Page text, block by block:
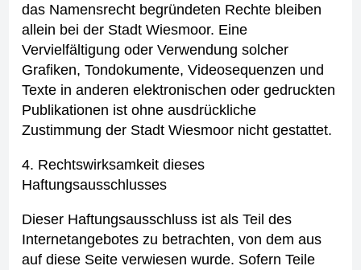
das Namensrecht begründeten Rechte bleiben
allein bei der Stadt Wiesmoor. Eine
Vervielfältigung oder Verwendung solcher
Grafiken, Tondokumente, Videosequenzen und
Texte in anderen elektronischen oder gedruckten
Publikationen ist ohne ausdrückliche
Zustimmung der Stadt Wiesmoor nicht gestattet.
4. Rechtswirksamkeit dieses
Haftungsausschlusses
Dieser Haftungsausschluss ist als Teil des
Internetangebotes zu betrachten, von dem aus
auf diese Seite verwiesen wurde. Sofern Teile